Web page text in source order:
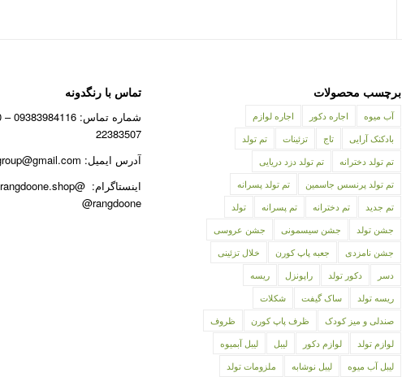
برچسب محصولات
آب میوه اجاره دکور
اجاره لوازم
بادکنک آرایی
تاج تزئینات
تم تولد
تم تولد دخترانه
تم تولد دزد دریایی
تم تولد پرنسس جاسمین
تم تولد پسرانه
تم جدید
تم دخترانه تم پسرانه
تولد
جشن تولد
جشن سیسمونی
جشن عروسی
جشن نامزدی
جعبه پاپ کورن
خلال تزئینی
دسر
دکور تولد راپونزل
ریسه
ریسه تولد
ساک گیفت
شکلات
صندلی و میز کودک
ظرف پاپ کورن
ظروف
لوازم تولد
لوازم دکور لیبل
لیبل آبمیوه
لیبل آب میوه
لیبل نوشابه ملزومات تولد
تماس با رنگدونه
22383507
آدرس ایمیل: rangdoonegroup@gmail.com
اینستاگرام: @rangdoone.shop
@rangdoone